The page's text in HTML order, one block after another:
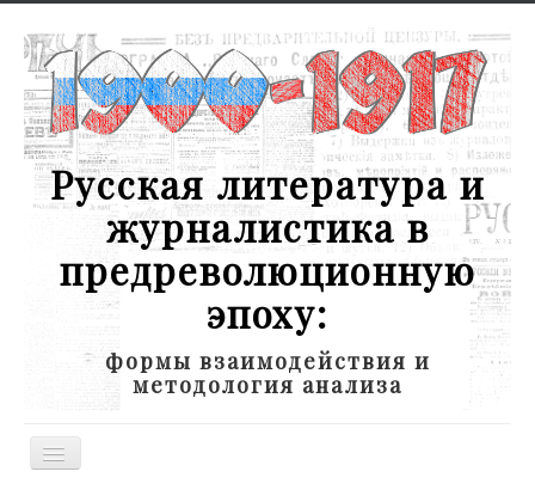
Русская литература и
журналистика в
предреволюционную
эпоху:
формы взаимодействия и
методология анализа
Toggle